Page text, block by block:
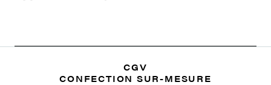
CGV
CONFECTION SUR-MESURE